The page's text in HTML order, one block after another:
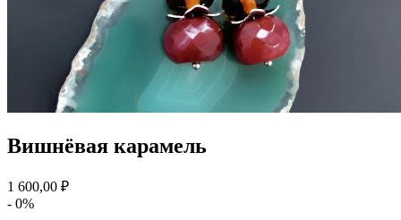
Вишнёвая карамель
1 600,00 ₽
- 0%